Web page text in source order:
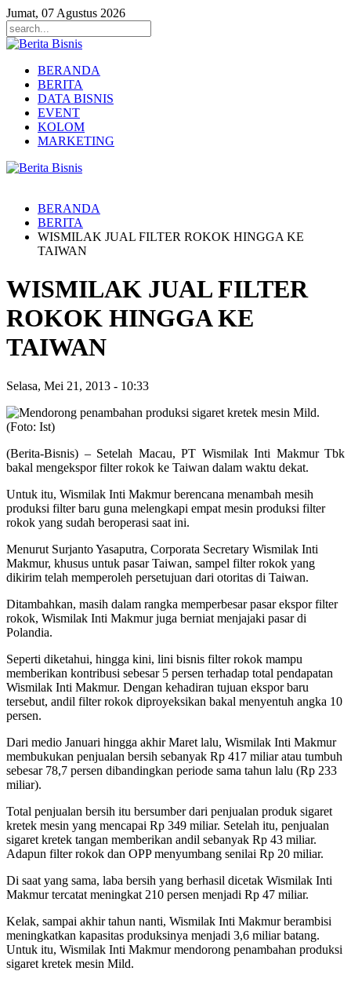
Jumat, 07 Agustus 2026
BERANDA
BERITA
DATA BISNIS
EVENT
KOLOM
MARKETING
BERANDA
BERITA
WISMILAK JUAL FILTER ROKOK HINGGA KE
TAIWAN
WISMILAK JUAL FILTER
ROKOK HINGGA KE
TAIWAN
Selasa, Mei 21, 2013 - 10:33
(Berita-Bisnis) – Setelah Macau, PT Wismilak Inti Makmur Tbk
bakal mengekspor filter rokok ke Taiwan dalam waktu dekat.
Untuk itu, Wismilak Inti Makmur berencana menambah mesih
produksi filter baru guna melengkapi empat mesin produksi filter
rokok yang sudah beroperasi saat ini.
Menurut Surjanto Yasaputra, Corporata Secretary Wismilak Inti
Makmur, khusus untuk pasar Taiwan, sampel filter rokok yang
dikirim telah memperoleh persetujuan dari otoritas di Taiwan.
Ditambahkan, masih dalam rangka memperbesar pasar ekspor filter
rokok, Wismilak Inti Makmur juga berniat menjajaki pasar di
Polandia.
Seperti diketahui, hingga kini, lini bisnis filter rokok mampu
memberikan kontribusi sebesar 5 persen terhadap total pendapatan
Wismilak Inti Makmur. Dengan kehadiran tujuan ekspor baru
tersebut, andil filter rokok diproyeksikan bakal menyentuh angka 10
persen.
Dari medio Januari hingga akhir Maret lalu, Wismilak Inti Makmur
membukukan penjualan bersih sebanyak Rp 417 miliar atau tumbuh
sebesar 78,7 persen dibandingkan periode sama tahun lalu (Rp 233
miliar).
Total penjualan bersih itu bersumber dari penjualan produk sigaret
kretek mesin yang mencapai Rp 349 miliar. Setelah itu, penjualan
sigaret kretek tangan memberikan andil sebanyak Rp 43 miliar.
Adapun filter rokok dan OPP menyumbang senilai Rp 20 miliar.
Di saat yang sama, laba bersih yang berhasil dicetak Wismilak Inti
Makmur tercatat meningkat 210 persen menjadi Rp 47 miliar.
Kelak, sampai akhir tahun nanti, Wismilak Inti Makmur berambisi
meningkatkan kapasitas produksinya menjadi 3,6 miliar batang.
Untuk itu, Wismilak Inti Makmur mendorong penambahan produksi
sigaret kretek mesin Mild.